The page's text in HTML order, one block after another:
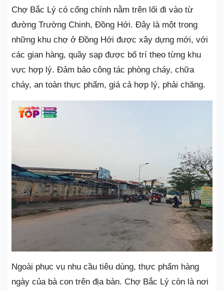
Chợ Bắc Lý có cổng chính nằm trên lối đi vào từ
đường Trường Chinh, Đồng Hới. Đây là một trong
những khu chợ ở Đồng Hới được xây dựng mới, với
các gian hàng, quầy sạp được bố trí theo từng khu
vực hợp lý. Đảm bảo công tác phòng cháy, chữa
cháy, an toàn thực phẩm, giá cả hợp lý, phải chăng.
Ngoài phục vụ nhu cầu tiêu dùng, thực phẩm hàng
ngày của bà con trên địa bàn. Chợ Bắc Lý còn là nơi